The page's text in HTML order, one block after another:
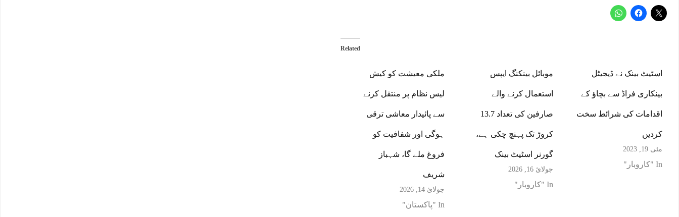
Related
ملکی معیشت کو کیش
لیس نظام پر منتقل کرنے
سے پائیدار معاشی ترقی
ہوگی اور شفافیت کو
فروغ ملے گا، شہباز
شریف
جولائ 14, 2026
In "پاکستان"
موبائل بینکنگ ایپس
استعمال کرنے والے
صارفین کی تعداد 13.7
کروڑ تک پہنچ چکی ہے،
گورنر اسٹیٹ بینک
جولائ 16, 2026
In "کاروبار"
اسٹیٹ بینک نے ڈیجیٹل
بینکاری فراڈ سے بچاؤ کے
اقدامات کی شرائط سخت
کردیں
مئی 19, 2023
In "کاروبار"